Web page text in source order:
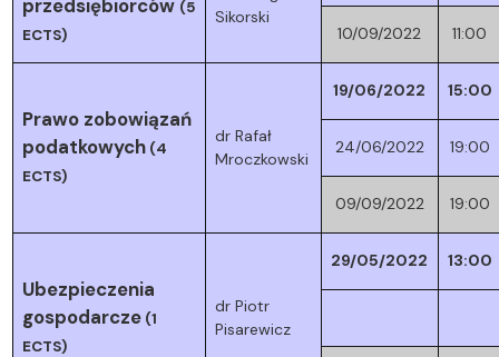
przedsiębiorców (5
ECTS)
Sikorski
10/09/2022
11:00
Prawo zobowiązań
podatkowych (4
ECTS)
dr Rafał
Mroczkowski
19/06/2022 15:00
24/06/2022 19:00
09/09/2022 19:00
Ubezpieczenia
gospodarcze (1
ECTS)
dr Piotr
Pisarewicz
29/05/2022 13:00